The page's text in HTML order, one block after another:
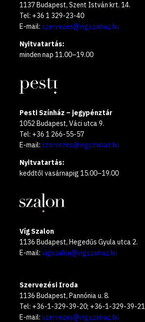
1137 Budapest, Szent István krt. 14.
Tel: +36 1 329-23-40
E-mail: szervezes@vigszinhaz.hu
Nyitvatartás:
minden nap 11.00–19.00
Pesti Színház – jegypénztár
1052 Budapest, Váci utca 9.
Tel: +36 1 266-55-57
E-mail: szervezes@vigszinhaz.hu
Nyitvatartás:
keddtől vasárnapig 15.00–19.00
Víg Szalon
1136 Budapest, Hegedűs Gyula utca 2.
E-mail: vigszalon@vigszinhaz.hu
Szervezési Iroda
1136 Budapest, Pannónia u. 8.
Tel: +36-1-329-39-20; +36-1-329-39-21
E-mail: szervezes@vigszinhaz.hu